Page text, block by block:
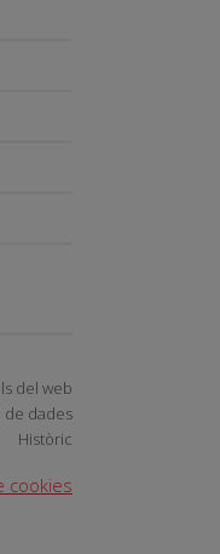
del web
de dades
Històric
cookies